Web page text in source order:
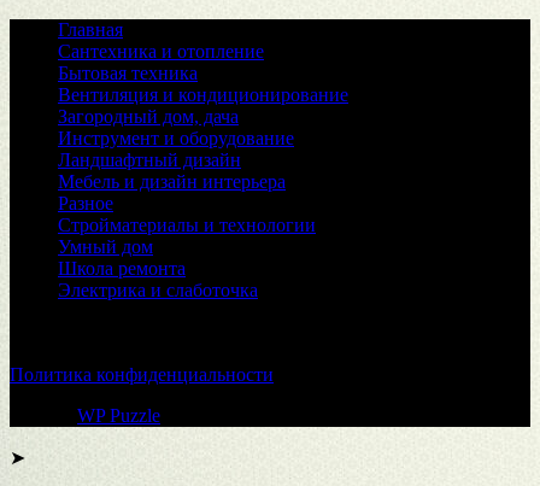
Главная
Сантехника и отопление
Бытовая техника
Вентиляция и кондиционирование
Загородный дом, дача
Инструмент и оборудование
Ландшафтный дизайн
Мебель и дизайн интерьера
Разное
Стройматериалы и технологии
Умный дом
Школа ремонта
Электрика и слаботочка
Политика конфиденциальности
WP Puzzle
➤